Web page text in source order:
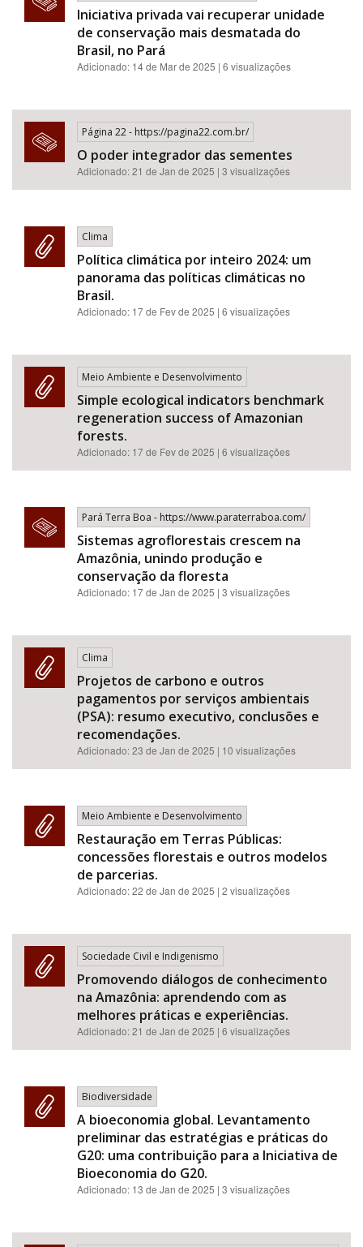
Iniciativa privada vai recuperar unidade
de conservação mais desmatada do
Brasil, no Pará
Adicionado: 14 de Mar de 2025 | 6 visualizações
Página 22 - https://pagina22.com.br/
O poder integrador das sementes
Adicionado: 21 de Jan de 2025 | 3 visualizações
Clima
Política climática por inteiro 2024: um
panorama das políticas climáticas no
Brasil.
Adicionado: 17 de Fev de 2025 | 6 visualizações
Meio Ambiente e Desenvolvimento
Simple ecological indicators benchmark
regeneration success of Amazonian
forests.
Adicionado: 17 de Fev de 2025 | 6 visualizações
Pará Terra Boa - https://www.paraterraboa.com/
Sistemas agroflorestais crescem na
Amazônia, unindo produção e
conservação da floresta
Adicionado: 17 de Jan de 2025 | 3 visualizações
Clima
Projetos de carbono e outros
pagamentos por serviços ambientais
(PSA): resumo executivo, conclusões e
recomendações.
Adicionado:23 de Jan de 2025 | 10 visualizações
Meio Ambiente e Desenvolvimento
Restauração em Terras Públicas:
concessões florestais e outros modelos
de parcerias.
Adicionado:22 de Jan de 2025 | 2 visualizações
Sociedade Civil e Indigenismo
Promovendo diálogos de conhecimento
na Amazônia: aprendendo com as
melhores práticas e experiências.
Adicionado:21 de Jan de 2025 | 6 visualizações
Biodiversidade
A bioeconomia global. Levantamento
preliminar das estratégias e práticas do
G20: uma contribuição para a Iniciativa de
Bioeconomia do G20.
Adicionado: 13 de Jan de 2025 | 3 visualizações